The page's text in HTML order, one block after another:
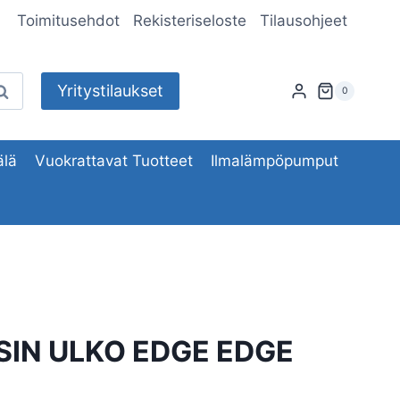
Toimitusehdot Rekisteriseloste Tilausohjeet
Yritystilaukset 0
Vuokrattavat Tuotteet Ilmalämpöpumput
ULKO EDGE EDGE